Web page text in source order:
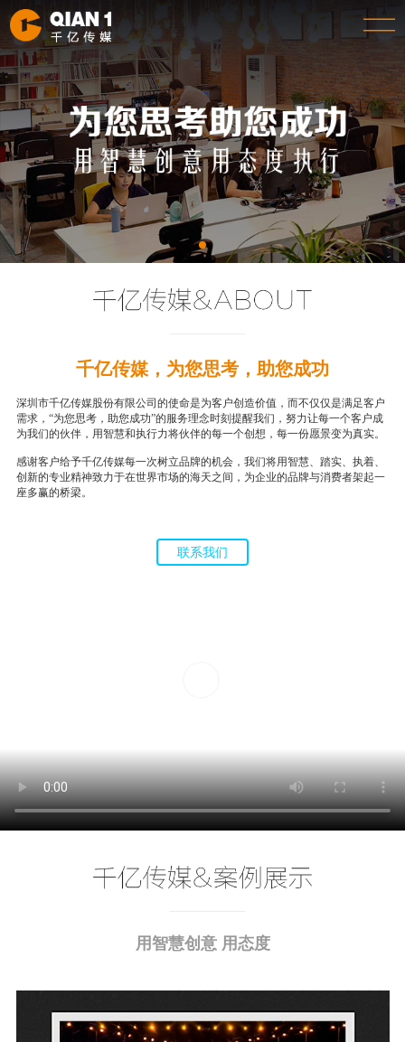
千亿传媒，为您思考，助您成功
深圳市千亿传媒股份有限公司的使命是为客户创造价值，而不仅仅是满足客户
需求，“为您思考，助您成功”的服务理念时刻提醒我们，努力让每一个客户成
为我们的伙伴，用智慧和执行力将伙伴的每一个创想，每一份愿景变为真实。
感谢客户给予千亿传媒每一次树立品牌的机会，我们将用智慧、踏实、执着、
创新的专业精神致力于在世界市场的海天之间，为企业的品牌与消费者架起一
座多赢的桥梁。
联系我们
用智慧创意 用态度